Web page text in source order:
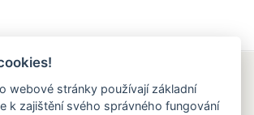
webové stránky používají základní
k zajištění svého správného fungování